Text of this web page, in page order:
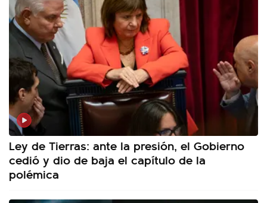
Ley de Tierras: ante la presión, el Gobierno
cedió y dio de baja el capítulo de la
polémica